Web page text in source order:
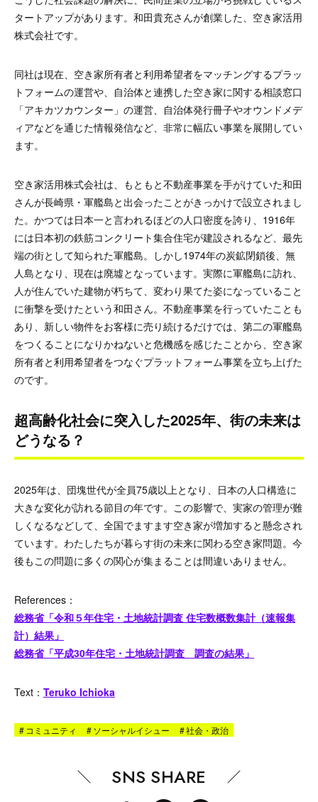
タートアップがあります。和田貴充さんが創業した、空き家活用
株式会社です。
同社は現在、空き家所有者と利用希望者をマッチングするプラッ
トフォームの運営や、自治体と連携した空き家に関する相談窓口
「アキカツカウンター」の運営、自治体発行冊子やオウンドメデ
ィアなどを通じた情報発信など、非常に幅広い事業を展開してい
ます。
空き家活用株式会社は、もともと不動産事業を手がけていた和田
さんが長崎県・軍艦島と出会ったことがきっかけで設立されまし
た。かつては日本一と言われるほどの人口密度を誇り、1916年
には日本初の鉄筋コンクリート集合住宅が建設されるなど、最先
端の街として知られた軍艦島。しかし1974年の炭鉱閉鎖後、無
人島となり、現在は廃墟となっています。実際に軍艦島に訪れ、
人が住んでいた建物が朽ちて、変わり果てた姿になっていること
に衝撃を受けたという和田さん。不動産事業を行っていたことも
あり、新しい物件をお客様に売り続けるだけでは、第二の軍艦島
をつくることになりかねないと危機感を感じたことから、空き家
所有者と利用希望者をつなぐプラットフォーム事業を立ち上げた
のです。
超高齢化社会に突入した2025年、街の未来は
どうなる？
2025年は、団塊世代が全員75歳以上となり、日本の人口構造に
大きな変化が訪れる節目の年です。この影響で、実家の管理が難
しくなるなどして、全国でますます空き家が増加すると懸念され
ています。わたしたちが暮らす街の未来に関わる空き家問題。今
後もこの問題に多くの関心が集まることは間違いありません。
References：
総務省「令和５年住宅・土地統計調査 住宅数概数集計（速報集
計）結果」
総務省「平成30年住宅・土地統計調査 調査の結果」
Text ： Teruko Ichioka
# コミュニティ #ソーシャルイシュー #社会・政治
SNS SHARE